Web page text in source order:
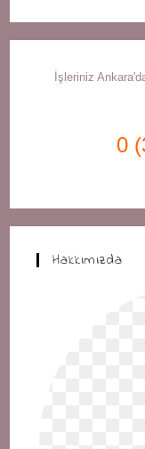
İşleriniz
0
Hakkımızda